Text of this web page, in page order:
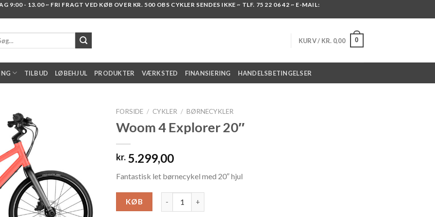
9:00 - 13.00 ~ FRI FRAGT VED KØB OVER KR. 500 OBS CYKLER SENDES IKKE ~ TLF. 75 22 06 42 ~ E-MAIL:
KURV / KR. 0,00 0
TILBUD LØBEHJUL PRODUKTER VÆRKSTED FINANSIERING HANDELSBETINGELSER
FORSIDE / CYKLER / BØRNECYKLER
Woom 4 Explorer 20″
kr. 5.299,00
Fantastisk let børnecykel med 20″ hjul
KØB